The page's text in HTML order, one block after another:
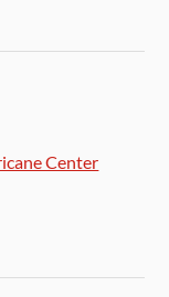
Center